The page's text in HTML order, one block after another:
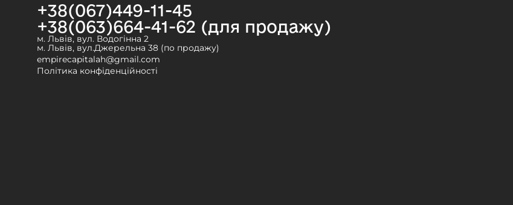
+38(067)449-11-45
+38(063)664-41-62 (для продажу)
м. Львів, вул. Водогінна 2
м. Львів, вул.Джерельна 38 (по продажу)
empirecapitalah@gmail.com
Політика конфіденційності